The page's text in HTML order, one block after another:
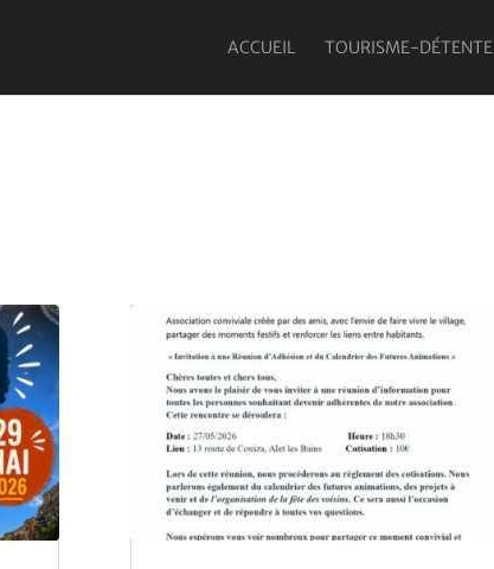
ACCUEIL TOURISME-DÉTENTE